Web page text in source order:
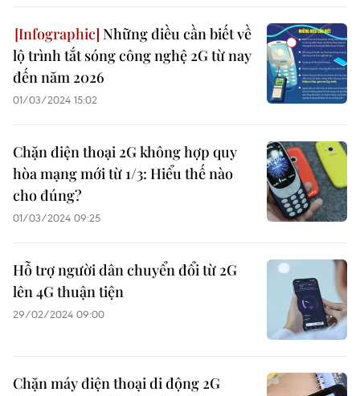
Những điều cần biết về
lộ trình tắt sóng công nghệ 2G từ nay
đến năm 2026
01/03/2024 15:02
Chặn điện thoại 2G không hợp quy
hòa mạng mới từ 1/3: Hiểu thế nào
cho đúng?
01/03/2024 09:25
Hỗ trợ người dân chuyển đổi từ 2G
lên 4G thuận tiện
29/02/2024 09:00
Chặn máy điện thoại di động 2G